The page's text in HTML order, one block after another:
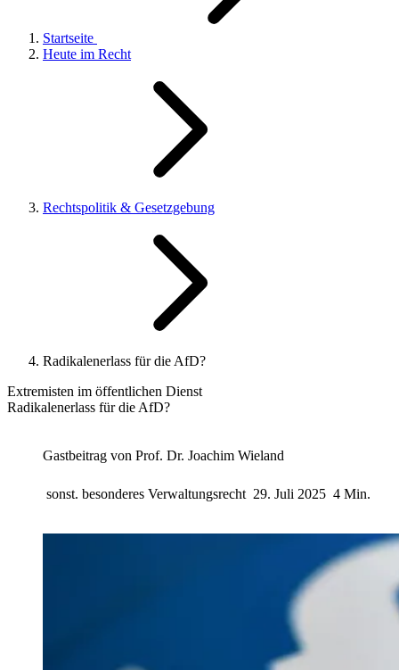
Startseite
Heute im Recht
Rechtspolitik & Gesetzgebung
Radikalenerlass für die AfD?
Extremisten im öffentlichen Dienst
Radikalenerlass für die AfD?
Gastbeitrag von Prof. Dr. Joachim Wieland
sonst. besonderes Verwaltungsrecht 29. Juli 2025 4 Min.